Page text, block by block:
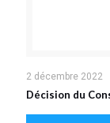
2 décembre 2022
Décision du